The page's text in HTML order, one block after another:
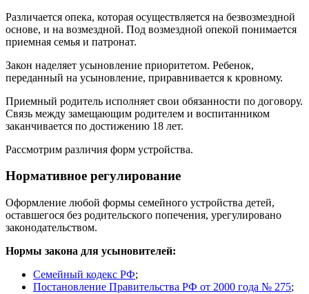
Различается опека, которая осуществляется на безвозмездной
основе, и на возмездной. Под возмездной опекой понимается
приемная семья и патронат.
Закон наделяет усыновление приоритетом. Ребенок,
переданный на усыновление, приравнивается к кровному.
Приемный родитель исполняет свои обязанности по договору.
Связь между замещающим родителем и воспитанником
заканчивается по достижению 18 лет.
Рассмотрим различия форм устройства.
Нормативное регулирование
Оформление любой формы семейного устройства детей,
оставшегося без родительского попечения, урегулировано
законодательством.
Нормы закона для усыновителей:
Семейный кодекс РФ;
Постановление Правительства РФ от 2000 года № 275;